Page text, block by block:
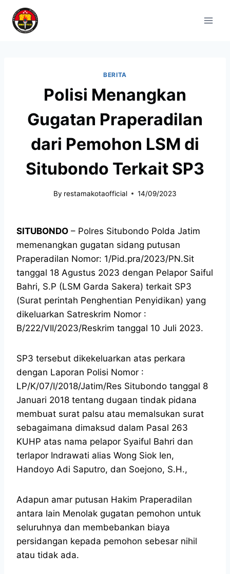
BERITA
Polisi Menangkan
Gugatan Praperadilan
dari Pemohon LSM di
Situbondo Terkait SP3
By restamakotaofficial 14/09/2023
SITUBONDO – Polres Situbondo Polda Jatim
memenangkan gugatan sidang putusan
Praperadilan Nomor: 1/Pid.pra/2023/PN.Sit
tanggal 18 Agustus 2023 dengan Pelapor Saiful
Bahri, S.P (LSM Garda Sakera) terkait SP3
(Surat perintah Penghentian Penyidikan) yang
dikeluarkan Satreskrim Nomor :
B/222/VII/2023/Reskrim tanggal 10 Juli 2023.
SP3 tersebut dikekeluarkan atas perkara
dengan Laporan Polisi Nomor :
LP/K/07/I/2018/Jatim/Res Situbondo tanggal 8
Januari 2018 tentang dugaan tindak pidana
membuat surat palsu atau memalsukan surat
sebagaimana dimaksud dalam Pasal 263
KUHP atas nama pelapor Syaiful Bahri dan
terlapor Indrawati alias Wong Siok Ien,
Handoyo Adi Saputro, dan Soejono, S.H.,
Adapun amar putusan Hakim Praperadilan
antara lain Menolak gugatan pemohon untuk
seluruhnya dan membebankan biaya
persidangan kepada pemohon sebesar nihil
atau tidak ada.